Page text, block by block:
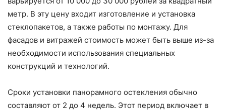
метр. В эту цену входит изготовление и установка
стеклопакетов, а также работы по монтажу. Для
фасадов и витражей стоимость может быть выше из-за
необходимости использования специальных
конструкций и технологий.
Сроки установки панорамного остекления обычно
составляют от 2 до 4 недель. Этот период включает в